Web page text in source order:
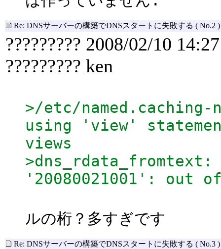
Re: DNSサーバーの構築でDNSスタートに失敗する ( No.2 )
????????? 2008/02/10 14:27
????????? ken
>/etc/named.caching-
using 'view'
views
'20080021001': out
ルの桁？多すぎです
Re: DNSサーバーの構築でDNSスタートに失敗する ( No.3 )